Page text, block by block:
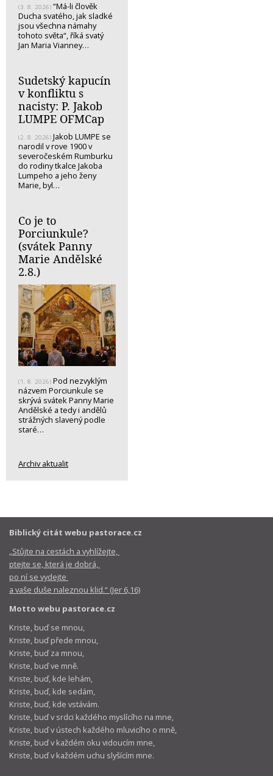
(3. 8. 2026) “Má-li člověk
Ducha svatého, jak sladké
jsou všechna námahy
tohoto světa“, říká svatý
Jan Maria Vianney…
Sudetský kapucín
v konfliktu s
nacisty: P. Jakob
LUMPE OFMCap
(2. 8. 2026) Jakob LUMPE se
narodil v rove 1900 v
severočeském Rumburku
do rodiny tkalce Jakoba
Lumpeho a jeho ženy
Marie, byl…
Co je to
Porciunkule?
(svátek Panny
Marie Andělské
2.8.)
(1. 8. 2026) Pod nezvyklým
názvem Porciunkule se
skrývá svátek Panny Marie
Andělské a tedy i andělů
strážných slavený podle
staré…
Archiv aktualit
Biblický citát webu pastorace.cz
„Stůjte na cestách a vyhlížejte,
ptejte se, která je dobrá,
po ní se vydejte
a vaše duše naleznou klid.“ (Jer 6,16)
Motto webu pastorace.cz
Kriste, buď se mnou,
Kriste, buď přede mnou,
Kriste, buď za mnou,
Kriste, buď ve mně.
Kriste, buď, kde lehám,
Kriste, buď, kde sedám,
Kriste, buď, kde vstávám.
Kriste, buď v srdci každého myslícího na mne,
Kriste, buď v ústech každého mluvicího o mně,
Kriste, buď v každém oku vidoucím mne,
Kriste, buď v každém uchu slyšícím mne.